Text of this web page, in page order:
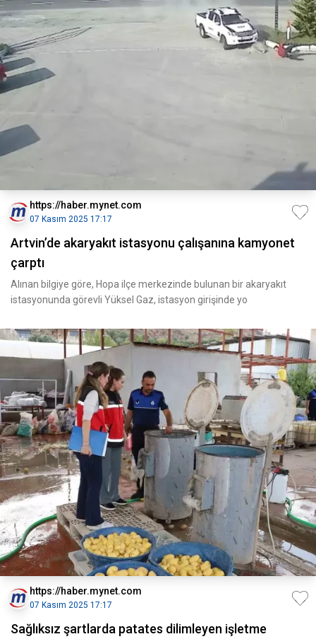
https://haber.mynet.com
07 Kasım 2025 17:17
Artvin’de akaryakıt istasyonu çalışanına kamyonet
çarptı
Alınan bilgiye göre, Hopa ilçe merkezinde bulunan bir akaryakıt
istasyonunda görevli Yüksel Gaz, istasyon girişinde yo
https://haber.mynet.com
07 Kasım 2025 17:17
Sağlıksız şartlarda patates dilimleyen işletme